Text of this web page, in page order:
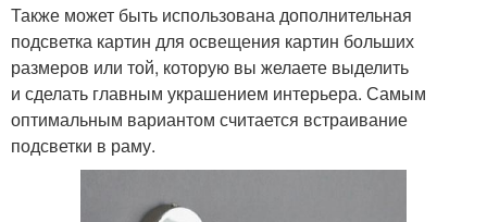
Также может быть использована дополнительная
подсветка картин для освещения картин больших
размеров или той, которую вы желаете выделить
и сделать главным украшением интерьера. Самым
оптимальным вариантом считается встраивание
подсветки в раму.